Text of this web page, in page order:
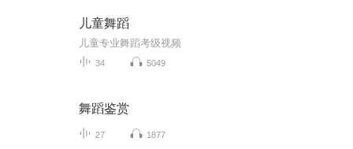
儿童舞蹈
儿童专业舞蹈考级视频
34 5049
舞蹈鉴赏
27 1877